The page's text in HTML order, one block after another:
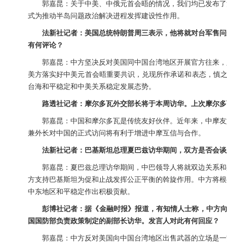
郭嘉昆：关于中美、中俄元首会晤的情况，我们均已发布
式为推动半岛问题政治解决进程发挥建设性作用。
法新社记者：美国总统特朗普周三表示，他将就对台军售
有何评论？
郭嘉昆：中方坚决反对美国同中国台湾地区开展官方往来
美方落实好中美元首会晤重要共识，兑现所作承诺和表态，慎
台海和平稳定和中美关系稳定发展态势。
路透社记者：摩尔多瓦外交部长将于本周访华。上次摩尔
郭嘉昆：中国和摩尔多瓦是传统友好伙伴。近年来，中摩
兼外长对中国的正式访问将有利于增进中摩互信与合作。
法新社记者：巴基斯坦总理夏巴兹访华期间，双方是否会
郭嘉昆：夏巴兹总理访华期间，中巴领导人将就双边关系
方支持巴基斯坦为促和止战发挥公正平衡的斡旋作用。中方将
中东地区和平稳定作出积极贡献。
彭博社记者：据《金融时报》报道，有知情人士称，中方
国国防部负责政策制定的副部长访华。发言人对此有何回应？
郭嘉昆：中方反对美国向中国台湾地区出售武器的立场是